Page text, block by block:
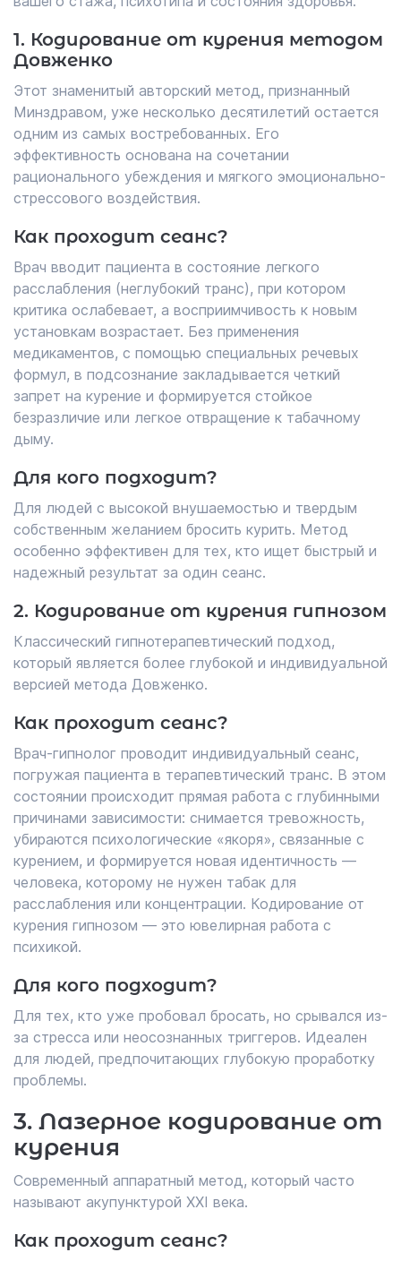
1. Кодирование от курения методом
Довженко
Этот знаменитый авторский метод, признанный
Минздравом, уже несколько десятилетий остается
одним из самых востребованных. Его
эффективность основана на сочетании
рационального убеждения и мягкого эмоционально-
стрессового воздействия.
Как проходит сеанс?
Врач вводит пациента в состояние легкого
расслабления (неглубокий транс), при котором
критика ослабевает, а восприимчивость к новым
установкам возрастает. Без применения
медикаментов, с помощью специальных речевых
формул, в подсознание закладывается четкий
запрет на курение и формируется стойкое
безразличие или легкое отвращение к табачному
дыму.
Для кого подходит?
Для людей с высокой внушаемостью и твердым
собственным желанием бросить курить. Метод
особенно эффективен для тех, кто ищет быстрый и
надежный результат за один сеанс.
2. Кодирование от курения гипнозом
Классический гипнотерапевтический подход,
который является более глубокой и индивидуальной
версией метода Довженко.
Как проходит сеанс?
Врач-гипнолог проводит индивидуальный сеанс,
погружая пациента в терапевтический транс. В этом
состоянии происходит прямая работа с глубинными
причинами зависимости: снимается тревожность,
убираются психологические «якоря», связанные с
курением, и формируется новая идентичность —
человека, которому не нужен табак для
расслабления или концентрации. Кодирование от
курения гипнозом — это ювелирная работа с
психикой.
Для кого подходит?
Для тех, кто уже пробовал бросать, но срывался из-
за стресса или неосознанных триггеров. Идеален
для людей, предпочитающих глубокую проработку
проблемы.
3. Лазерное кодирование от
курения
Современный аппаратный метод, который часто
называют акупунктурой XXI века.
Как проходит сеанс?